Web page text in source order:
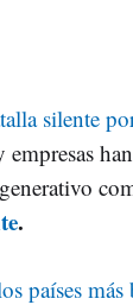
silente
empresas
.
países